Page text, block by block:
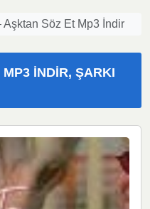
Aşktan Söz Et Mp3 İndir
İNDIR, ŞARKI